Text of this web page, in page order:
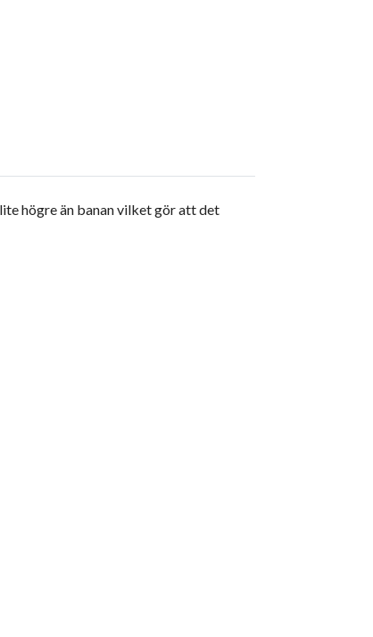
högre än banan vilket gör att det